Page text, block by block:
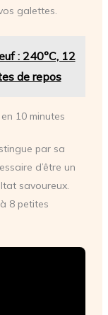
galettes.
: 240°C, 12
de repos
10 minutes
par sa
d’être un
savoureux.
8 petites